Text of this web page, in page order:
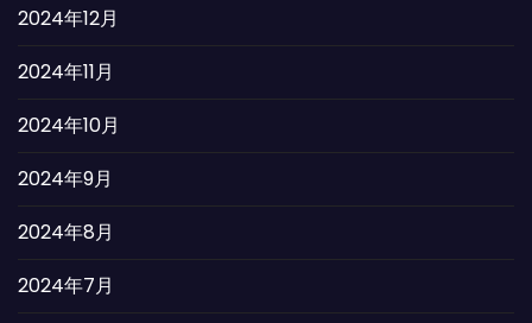
2024年12月
2024年11月
2024年10月
2024年9月
2024年8月
2024年7月